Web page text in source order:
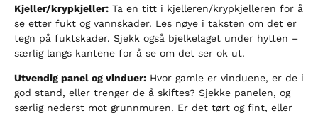
Kjeller/krypkjeller: Ta en titt i kjelleren/krypkjelleren for å
se etter fukt og vannskader. Les nøye i taksten om det er
tegn på fuktskader. Sjekk også bjelkelaget under hytten –
særlig langs kantene for å se om det ser ok ut.
Utvendig panel og vinduer: Hvor gamle er vinduene, er de i
god stand, eller trenger de å skiftes? Sjekke panelen, og
særlig nederst mot grunnmuren. Er det tørt og fint, eller